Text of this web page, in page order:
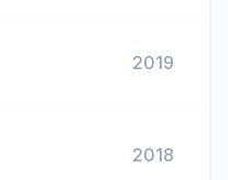
2019
2018